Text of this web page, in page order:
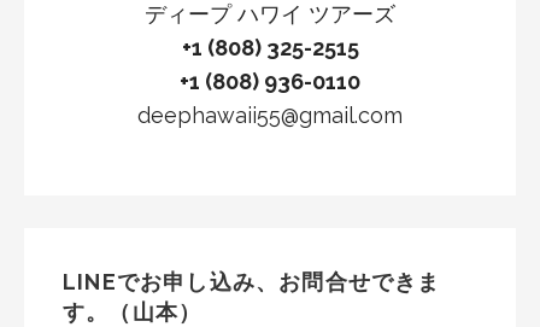
ディープ ハワイ ツアーズ
+1 (808) 325-2515
+1 (808) 936-0110
deephawaii55@gmail.com
LINEでお申し込み、お問合せできま
す。（山本）